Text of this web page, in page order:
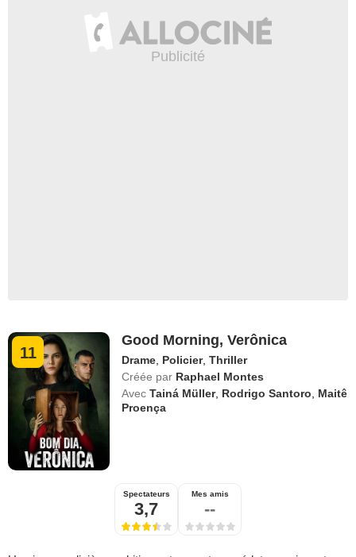
11
Good Morning, Verônica
Drame Policier,Thriller
Créée par Raphael Montes
Avec Tainá Müller, Rodrigo Santoro
Maitê
Proença
Spectateurs
3,7
Mes amis
--